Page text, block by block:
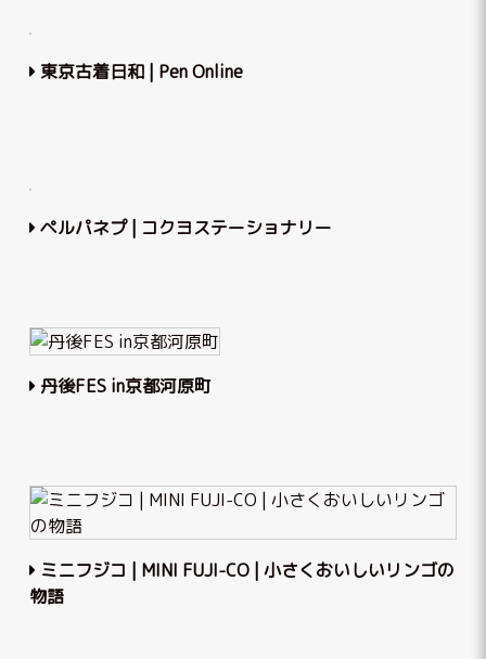
東京古着日和 | Pen Online
ペルパネプ | コクヨステーショナリー
丹後FES in京都河原町
ミニフジコ | MINI FUJI-CO | 小さくおいしいリンゴの
物語